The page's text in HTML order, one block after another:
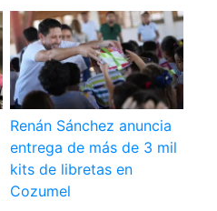
Renán Sánchez anuncia
entrega de más de 3 mil
kits de libretas en
Cozumel